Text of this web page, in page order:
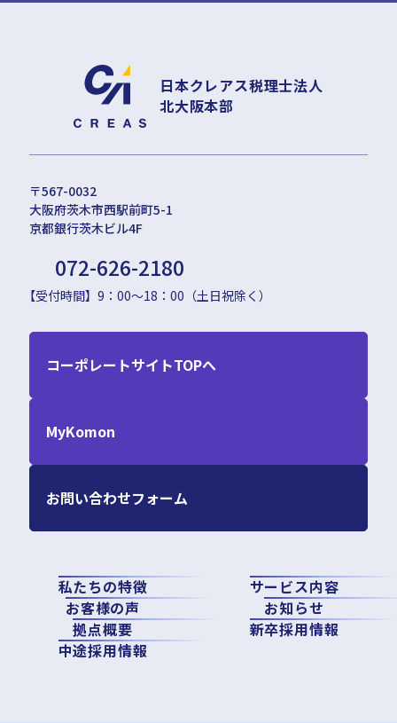
日本クレアス税理士法人
北大阪本部
〒567-0032
大阪府茨木市西駅前町5-1
京都銀行茨木ビル4F
072-626-2180
【受付時間】9：00〜18：00（土日祝除く）
私たちの特徴
サービス内容
お客様の声
お知らせ
拠点概要
新卒採用情報
中途採用情報
コーポレートサイトTOPへ
MyKomon
お問い合わせフォーム